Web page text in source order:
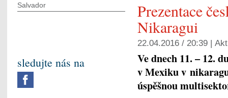
Prezentace
Nikaragui
22.04.2016 / 20:39 |
Ve dnech 11. – 12.
v Mexiku v
úspěšnou
Salvador
sledujte nás na